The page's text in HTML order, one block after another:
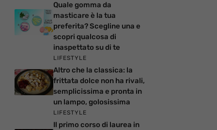
Quale gomma da
masticare è la tua
preferita? Scegline una e
scopri qualcosa di
inaspettato su di te
LIFESTYLE
Altro che la classica: la
frittata dolce non ha rivali,
semplicissima e pronta in
un lampo, golosissima
LIFESTYLE
Il primo corso di laurea in